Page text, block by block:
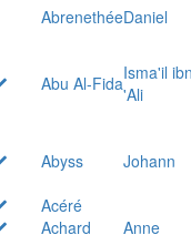
AbrenethéeDaniel
Abu Al-FidaIsma'il
'Ali
Abyss
Johann
Acéré
Achard
Anne